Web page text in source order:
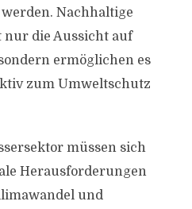
Nachhaltige
die Aussicht auf
ermöglichen es
zum Umweltschutz
müssen sich
Herausforderungen
und